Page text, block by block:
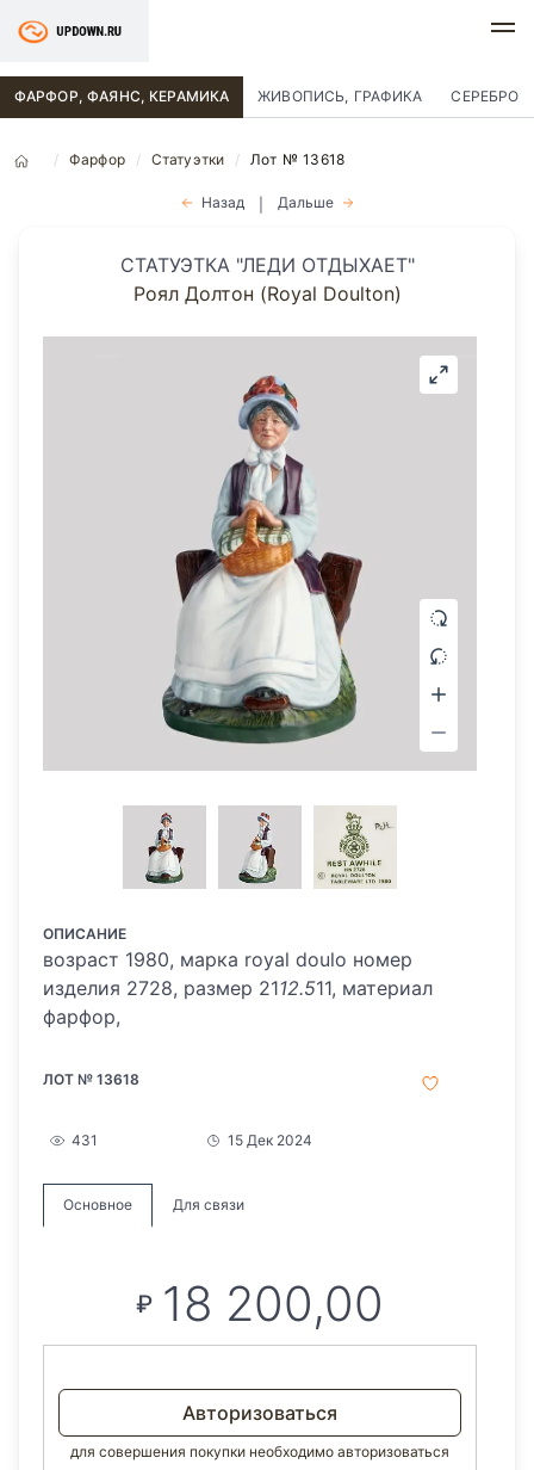
ФАРФОР, ФАЯНС, КЕРАМИКА ЖИВОПИСЬ, ГРАФИКА СЕРЕБРО
Фарфор Статуэтки Лот № 13618
Назад Дальше
СТАТУЭТКА "ЛЕДИ ОТДЫХАЕТ"
Роял Долтон (Royal Doulton)
ОПИСАНИЕ
возраст 1980, марка royal doulo номер
изделия 2728, размер 2112.511, материал
фарфор,
ЛОТ № 13618
431 15 Дек 2024
Основное Для связи
₽ 18 200,00
Авторизоваться
для совершения покупки необходимо авторизоваться